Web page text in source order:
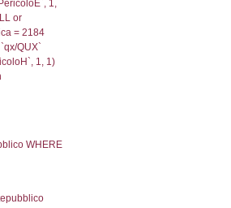
INNER JOIN
executionMS:
INNER JOIN
executionMS: